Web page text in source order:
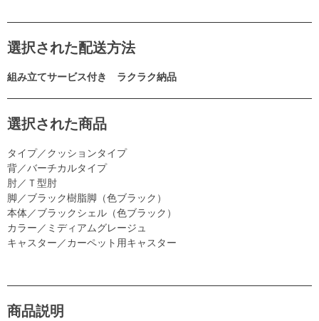
選択された配送方法
組み立てサービス付き ラクラク納品
選択された商品
タイプ／クッションタイプ
背／バーチカルタイプ
肘／Ｔ型肘
脚／ブラック樹脂脚（色ブラック）
本体／ブラックシェル（色ブラック）
カラー／ミディアムグレージュ
キャスター／カーペット用キャスター
商品説明